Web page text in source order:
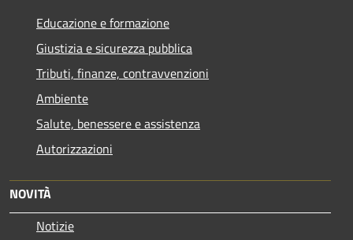
Educazione e formazione
Giustizia e sicurezza pubblica
Tributi, finanze, contravvenzioni
Ambiente
Salute, benessere e assistenza
Autorizzazioni
NOVITÀ
Notizie